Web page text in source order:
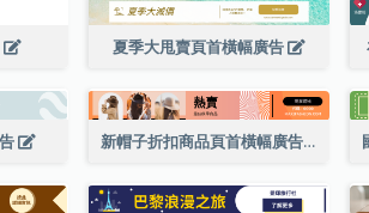
夏季大甩賣頁首橫幅廣告
新帽子折扣商品頁首橫幅廣告